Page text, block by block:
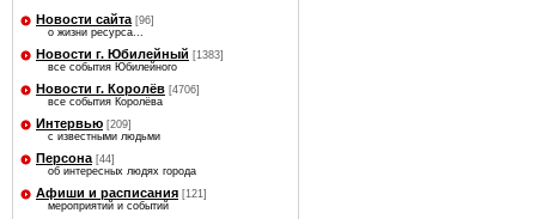
Новости сайта [96]
о жизни ресурса...
Новости г. Юбилейный [1383]
все события Юбилейного
Новости г. Королёв [4706]
все события Королёва
Интервью [209]
с известными людьми
Персона [44]
об интересных людях города
Афиши и расписания [121]
мероприятий и событий